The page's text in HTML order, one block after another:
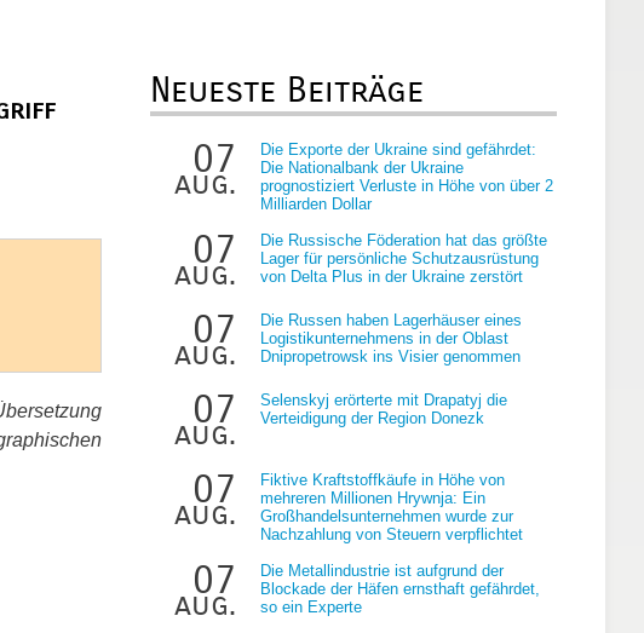
Neueste Beiträge
07
aug.
Die Exporte der Ukraine sind gefährdet:
Die Nationalbank der Ukraine
prognostiziert Verluste in Höhe von über 2
Milliarden Dollar
07
aug.
Die Russische Föderation hat das größte
Lager für persönliche Schutzausrüstung
von Delta Plus in der Ukraine zerstört
07
aug.
Die Russen haben Lagerhäuser eines
Logistikunternehmens in der Oblast
Dnipropetrowsk ins Visier genommen
07
aug.
Selenskyj erörterte mit Drapatyj die
Verteidigung der Region Donezk
07
aug.
Fiktive Kraftstoffkäufe in Höhe von
mehreren Millionen Hrywnja: Ein
Großhandelsunternehmen wurde zur
Nachzahlung von Steuern verpflichtet
07
aug.
Die Metallindustrie ist aufgrund der
Blockade der Häfen ernsthaft gefährdet,
so ein Experte